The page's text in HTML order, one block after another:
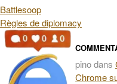
Battlesoop
Règles de diplomacy
pinodans
Chrome